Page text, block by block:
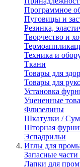
Программное
Пуговицы и
Резинка,
Творчество и
Техника и
Ткани
Товары для
Товары для
Установка
Уцененные
Флизелины
Шкатулки /
Шторная
Эспадрильи
Иглы для
Запасные
Лапки для